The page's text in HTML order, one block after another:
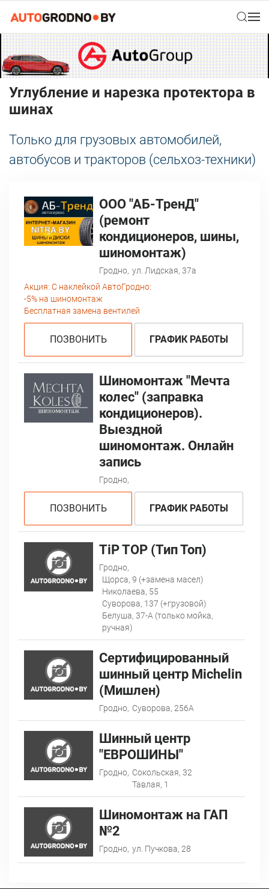
Углубление и нарезка протектора в
шинах
Только для грузовых автомобилей,
автобусов и тракторов (сельхоз-техники)
ООО "АБ-ТренД"
(ремонт
кондиционеров, шины,
шиномонтаж)
Гродно, ул. Лидская, 37а
Акция: С наклейкой АвтоГродно:
-5% на шиномонтаж
Бесплатная замена вентилей
ПОЗВОНИТЬ ГРАФИК РАБОТЫ
Шиномонтаж "Мечта
колес" (заправка
кондиционеров).
Выездной
шиномонтаж. Онлайн
запись
Гродно,
ПОЗВОНИТЬ ГРАФИК РАБОТЫ
TiP TOP (Тип Топ)
Гродно,
Щорса, 9 (+замена масел)
Николаева, 55
Суворова, 137 (+грузовой)
Белуша, 37-А (только мойка,
ручная)
Сертифицированный
шинный центр Michelin
(Мишлен)
Гродно, Суворова, 256А
Шинный центр
"ЕВРОШИНЫ"
Гродно, Сокольская, 32
Тавлая, 1
Шиномонтаж на ГАП
№2
Гродно, ул. Пучкова, 28